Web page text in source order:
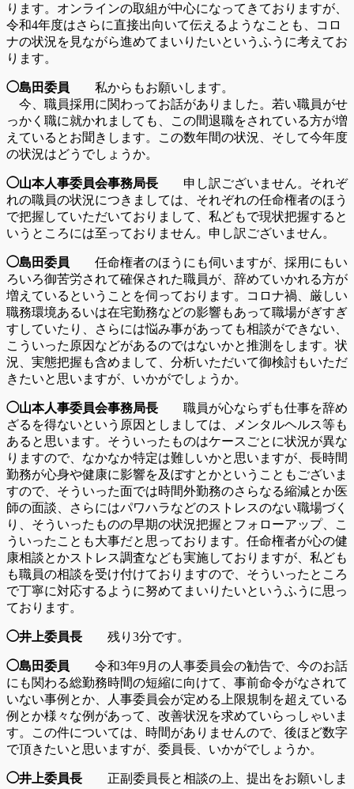
ります。オンラインの取組が中心になってきておりますが、
令和4年度はさらに直接出向いて伝えるようなことも、コロ
ナの状況を見ながら進めてまいりたいというふうに考えてお
ります。
◯島田委員 私からもお願いします。
今、職員採用に関わってお話がありました。若い職員がせ
っかく職に就かれましても、この間退職をされている方が増
えているとお聞きします。この数年間の状況、そして今年度
の状況はどうでしょうか。
◯山本人事委員会事務局長 申し訳ございません。それぞ
れの職員の状況につきましては、それぞれの任命権者のほう
で把握していただいておりまして、私どもで現状把握すると
いうところには至っておりません。申し訳ございません。
◯島田委員 任命権者のほうにも伺いますが、採用にもい
ろいろ御苦労されて確保された職員が、辞めていかれる方が
増えているということを伺っております。コロナ禍、厳しい
職務環境あるいは在宅勤務などの影響もあって職場がぎすぎ
すしていたり、さらには悩み事があっても相談ができない、
こういった原因などがあるのではないかと推測をします。状
況、実態把握も含めまして、分析いただいて御検討もいただ
きたいと思いますが、いかがでしょうか。
◯山本人事委員会事務局長 職員が心ならずも仕事を辞め
ざるを得ないという原因としましては、メンタルヘルス等も
あると思います。そういったものはケースごとに状況が異な
りますので、なかなか特定は難しいかと思いますが、長時間
勤務が心身や健康に影響を及ぼすとかということもございま
すので、そういった面では時間外勤務のさらなる縮減とか医
師の面談、さらにはパワハラなどのストレスのない職場づく
り、そういったものの早期の状況把握とフォローアップ、こ
ういったことも大事だと思っております。任命権者が心の健
康相談とかストレス調査なども実施しておりますが、私ども
も職員の相談を受け付けておりますので、そういったところ
で丁寧に対応するように努めてまいりたいというふうに思っ
ております。
◯井上委員長 残り3分です。
◯島田委員 令和3年9月の人事委員会の勧告で、今のお話
にも関わる総勤務時間の短縮に向けて、事前命令がなされて
いない事例とか、人事委員会が定める上限規制を超えている
例とか様々な例があって、改善状況を求めていらっしゃいま
す。この件については、時間がありませんので、後ほど数字
で頂きたいと思いますが、委員長、いかがでしょうか。
◯井上委員長 正副委員長と相談の上、提出をお願いしま